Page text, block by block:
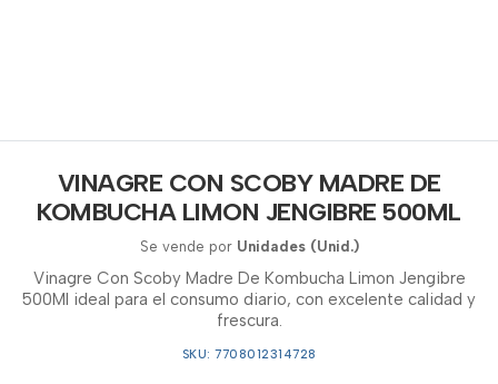
VINAGRE CON SCOBY MADRE DE
KOMBUCHA LIMON JENGIBRE 500ML
Se vende por Unidades (Unid.)
Vinagre Con Scoby Madre De Kombucha Limon Jengibre
500Ml ideal para el consumo diario, con excelente calidad y
frescura.
SKU: 7708012314728